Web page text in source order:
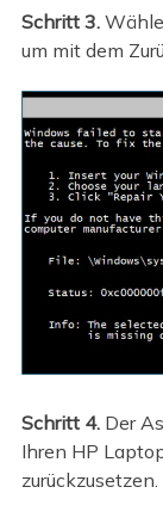
Schritt 3.
um mit dem
Schritt 4. Der
Ihren HP
zurückzusetzen.